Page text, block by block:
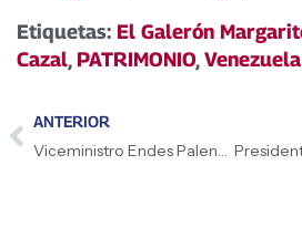
Etiquetas: El Galerón
Cazal, PATRIMONIO,Venezuela
ANTERIOR
Viceministro Endes Palencia lideró despliegue de más de 1.400 funcionarios en Nueva Esparta